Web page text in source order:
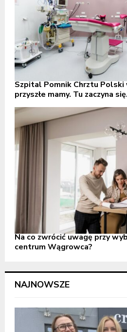
Szpital Pomnik Chrztu Polski
przyszłe mamy. Tu zaczyna
Na co zwrócić uwagę przy
centrum Wągrowca?
NAJNOWSZE